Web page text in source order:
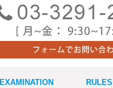
EXAMINATION RULES